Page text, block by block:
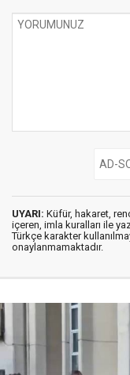
UYARI: Küfür, hakaret,
içeren, imla kuralları ile
Türkçe karakter
onaylanmamaktadır.